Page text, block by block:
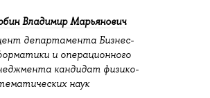
Владимир Марьянович
департамента Бизнес-
и операционного
кандидат физико-
наук